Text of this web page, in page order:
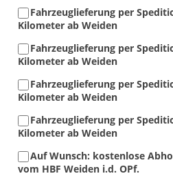
Fahrzeuglieferung per
Kilometer ab Weiden
Fahrzeuglieferung per
Kilometer ab Weiden
Fahrzeuglieferung per
Kilometer ab Weiden
Fahrzeuglieferung per
Kilometer ab Weiden
Auf Wunsch: kostenlose
vom HBF Weiden i.d. OPf.